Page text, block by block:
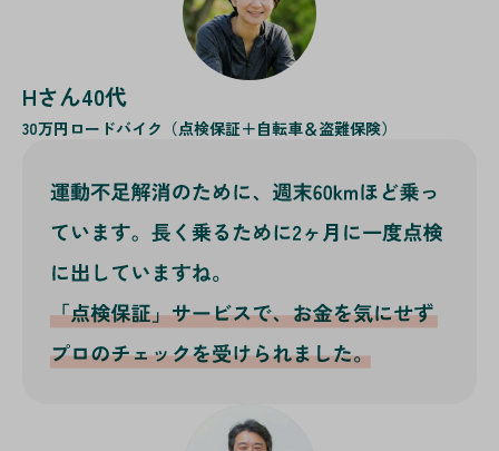
Hさん40代
30万円 ロードバイク（点検保証＋自転車＆盗難保険）